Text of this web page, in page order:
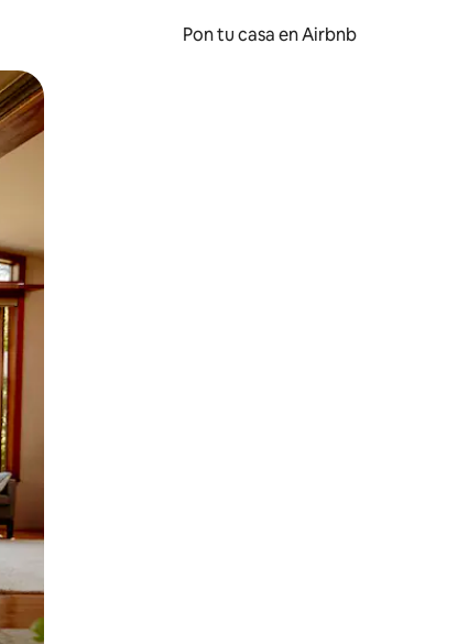
Pon tu casa en Airbnb
el dedo.